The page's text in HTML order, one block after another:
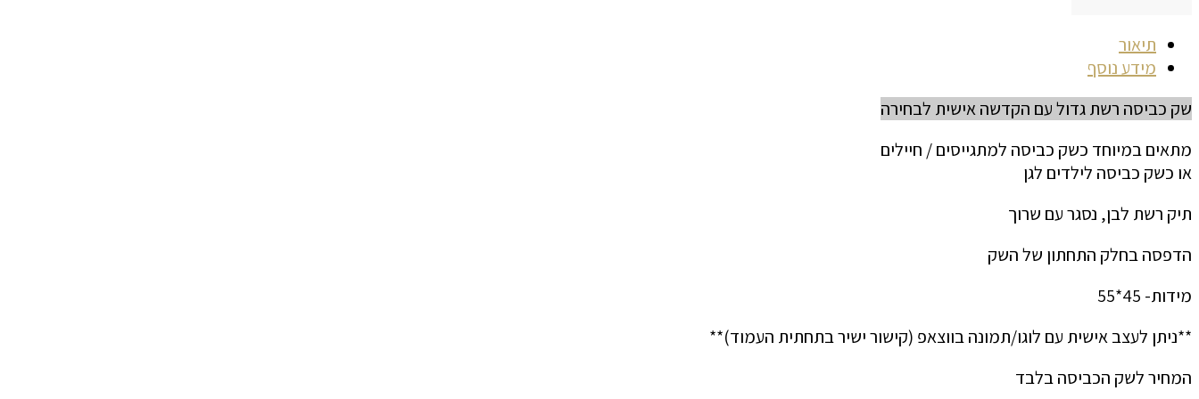
תיאור
מידע נוסף
שק כביסה רשת גדול עם הקדשה אישית לבחירה
מתאים במיוחד כשק כביסה למתגייסים / חיילים
או כשק כביסה לילדים לגן
תיק רשת לבן, נסגר עם שרוך
הדפסה בחלק התחתון של השק
מידות- 45*55
**ניתן לעצב אישית עם לוגו/תמונה בווצאפ (קישור ישיר בתחתית העמוד)**
המחיר לשק הכביסה בלבד